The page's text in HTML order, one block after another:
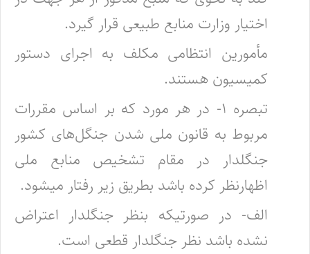
اختیار وزارت منابع طبیعی قرار گیرد.
مأمورین انتظامی مکلف به اجرای دستور
کمیسیون هستند.
تبصره ۱- در هر مورد که بر اساس مقررات
مربوط به قانون ملی شدن جنگل‌های کشور
جنگلدار در مقام تشخیص منابع ملی
اظهارنظر کرده باشد بطریق زیر رفتار میشود.
الف- در صورتیکه بنظر جنگلدار اعتراض
نشده باشد نظر جنگلدار قطعی است.